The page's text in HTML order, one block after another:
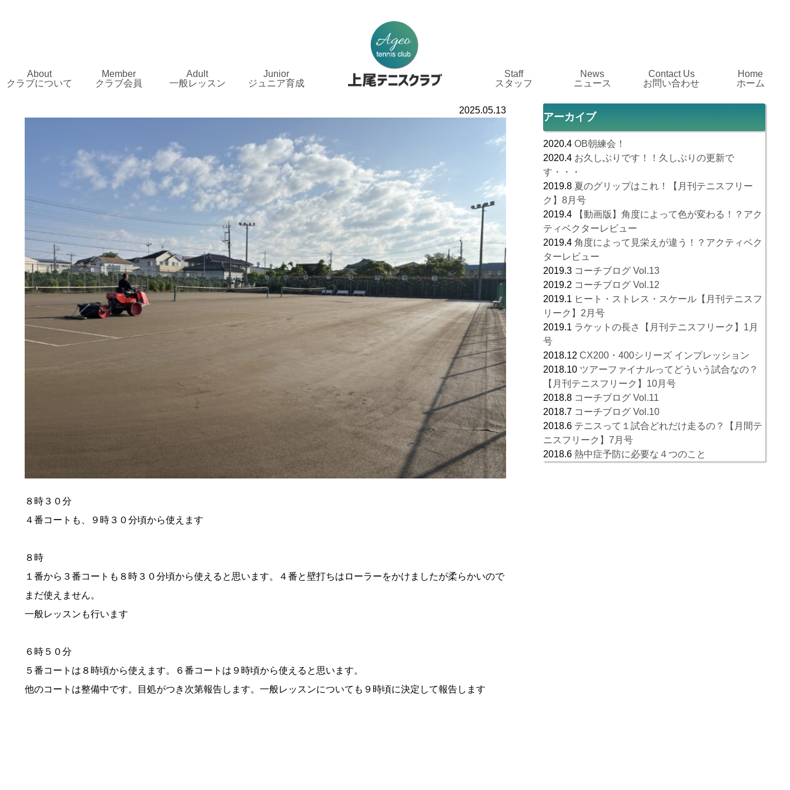
About
クラブについて
Member
クラブ会員
Adult
一般レッスン
Junior
ジュニア育成
Staff
スタッフ
News
ニュース
Contact Us
お問い合わせ
Home
ホーム
2025.05.13
８時３０分
４番コートも、９時３０分頃から使えます
８時
１番から３番コートも８時３０分頃から使えると思います。４番と壁打ちはローラーをかけましたが柔らかいので
まだ使えません。
一般レッスンも行います
６時５０分
５番コートは８時頃から使えます。６番コートは９時頃から使えると思います。
他のコートは整備中です。目処がつき次第報告します。一般レッスンについても９時頃に決定して報告します
アーカイブ
2020.4 OB朝練会！
2020.4 お久しぶりです！！久しぶりの更新で
す・・・
2019.8 夏のグリップはこれ！【月刊テニスフリー
ク】8月号
2019.4
【動画版】角度によって色が変わる！？アク
ティベクターレビュー
2019.4 角度によって見栄えが違う！？アクティベク
ターレビュー
2019.3 コーチブログ Vol.13
2019.2 コーチブログ Vol.12
2019.1 ヒート・ストレス・スケール【月刊テニスフ
リーク】2月号
2019.1 ラケットの長さ【月刊テニスフリーク】1月
号
2018.12 CX200・400シリーズ インプレッション
2018.10 ツアーファイナルってどういう試合なの？
【月刊テニスフリーク】10月号
2018.8 コーチブログ Vol.11
2018.7 コーチブログ Vol.10
2018.6 テニスって１試合どれだけ走るの？【月間テ
ニスフリーク】7月号
2018.6 熱中症予防に必要な４つのこと